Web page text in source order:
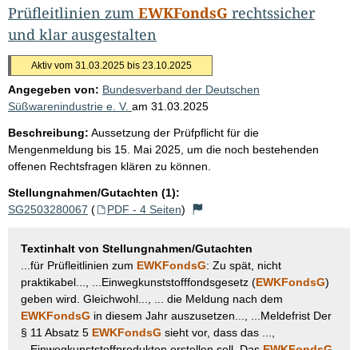
Prüfleitlinien zum EWKFondsG rechtssicher
und klar ausgestalten
Aktiv vom 31.03.2025 bis 23.10.2025
Angegeben von: Bundesverband der Deutschen
Süßwarenindustrie e. V. am 31.03.2025
Beschreibung: Aussetzung der Prüfpflicht für die
Mengenmeldung bis 15. Mai 2025, um die noch bestehenden
offenen Rechtsfragen klären zu können.
Stellungnahmen/Gutachten (1):
SG2503280067 ( PDF - 4 Seiten)
Textinhalt von Stellungnahmen/Gutachten
...für Prüfleitlinien zum EWKFondsG: Zu spät, nicht
praktikabel..., ...Einwegkunststofffondsgesetz (EWKFondsG)
geben wird. Gleichwohl..., ... die Meldung nach dem
EWKFondsG in diesem Jahr auszusetzen..., ...Meldefrist Der
§ 11 Absatz 5 EWKFondsG sieht vor, dass das ...,